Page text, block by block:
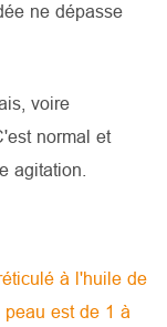
ne dépasse
voire
normal et
agitation.
à l'huile de
est de 1 à